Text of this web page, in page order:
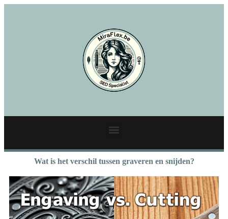
Wat is het verschil tussen graveren en snijden?